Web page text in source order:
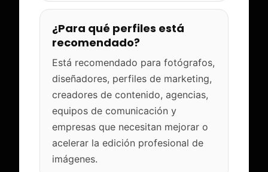
¿Para qué perfiles está
recomendado?
Está recomendado para fotógrafos,
diseñadores, perfiles de marketing,
creadores de contenido, agencias,
equipos de comunicación y
empresas que necesitan mejorar o
acelerar la edición profesional de
imágenes.